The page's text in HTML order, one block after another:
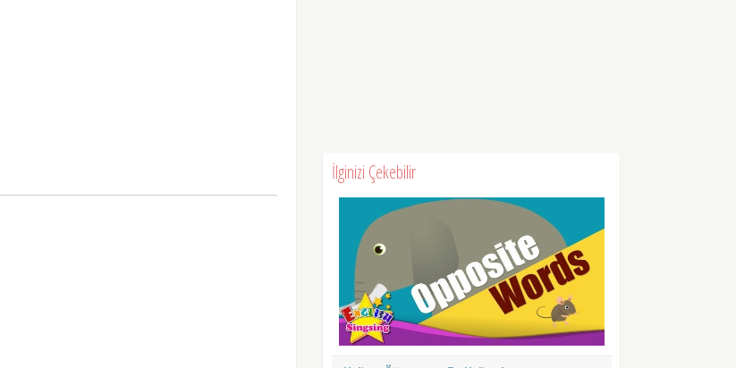
İlginizi Çekebilir